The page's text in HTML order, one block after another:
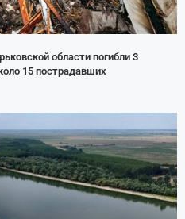
области погибли 3
15 пострадавших